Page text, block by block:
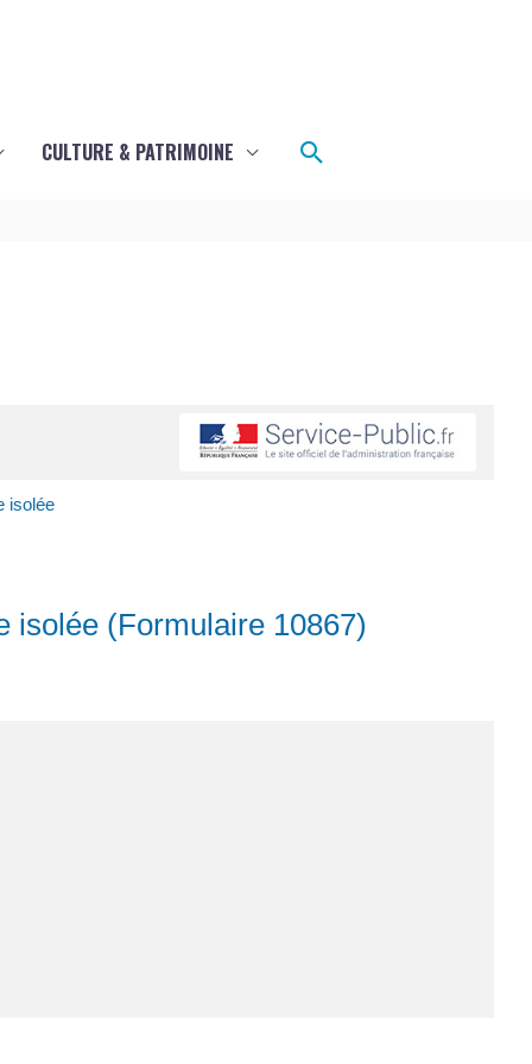
CULTURE & PATRIMOINE Rechercher
isolée
isolée (Formulaire 10867)